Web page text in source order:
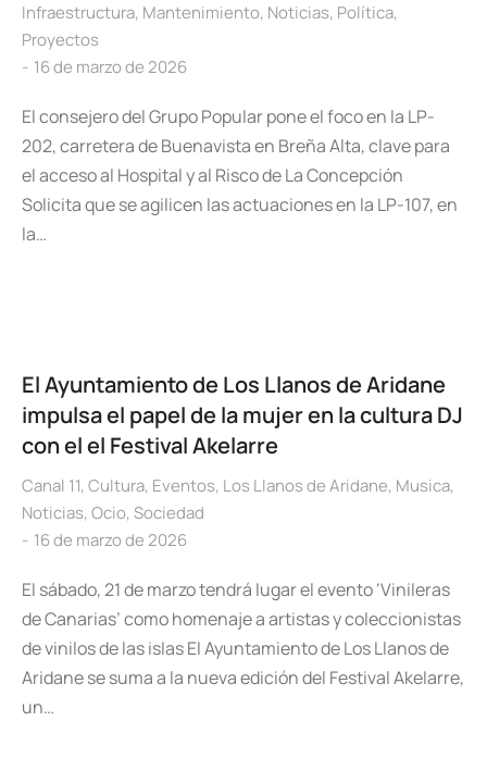
Infraestructura, Mantenimiento, Noticias, Política,
Proyectos
16 de marzo de 2026
El consejero del Grupo Popular pone el foco en la LP-
202, carretera de Buenavista en Breña Alta, clave para
el acceso al Hospital y al Risco de La Concepción
Solicita que se agilicen las actuaciones en la LP-107, en
la…
El Ayuntamiento de Los Llanos de Aridane
impulsa el papel de la mujer en la cultura DJ
con el el Festival Akelarre
Canal 11, Cultura, Eventos, Los Llanos de Aridane, Musica,
Noticias, Ocio, Sociedad
16 de marzo de 2026
El sábado, 21 de marzo tendrá lugar el evento ‘Vinileras
de Canarias’ como homenaje a artistas y coleccionistas
de vinilos de las islas El Ayuntamiento de Los Llanos de
Aridane se suma a la nueva edición del Festival Akelarre,
un…